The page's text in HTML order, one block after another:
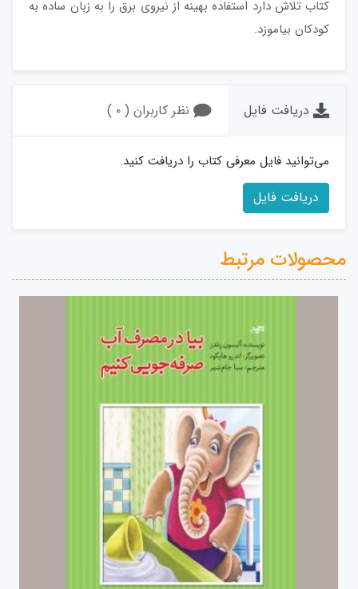
کتاب تلاش دارد استفاده بهینه از نیروی برق را به زبان ساده به
کودکان بیاموزد.
دریافت فایل نظر کاربران ( ۰ )
می‌توانید فایل معرفی کتاب را دریافت کنید.
دریافت فایل
محصولات مرتبط